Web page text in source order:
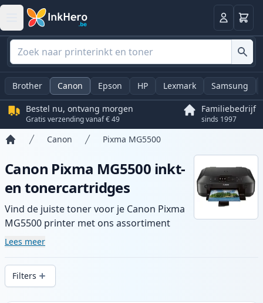
Log in
Brother Canon Epson HP Lexmark Samsung
Bestel nu, ontvang morgen
Gratis verzending vanaf € 49
Familiebedrijf
sinds 1997
Canon Pixma MG5500
Canon Pixma MG5500 inkt-
en tonercartridges
Vind de juiste toner voor je Canon Pixma
MG5500 printer met ons assortiment
compatibele en high-yield cartridges.
snelle levering vanuit lokale voorraad in .
Lees meer
Filters